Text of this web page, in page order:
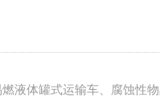
液体罐式运输车、腐蚀性